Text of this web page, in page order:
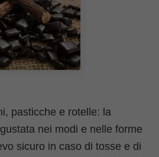
pasticche e rotelle: la
nei modi e nelle forme
sicuro in caso di tosse e di